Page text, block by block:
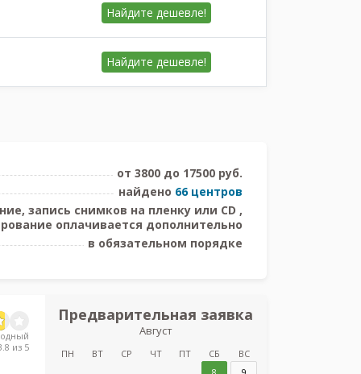
Найдите дешевле!
Найдите дешевле!
от 3800 до 17500 руб.
найдено 66 центров
запись снимков на пленку или CD ,
оплачивается дополнительно
в обязательном порядке
из 5
Предварительная заявка
Август
ПН ВТ СР ЧТ ПТ СБ
ВС